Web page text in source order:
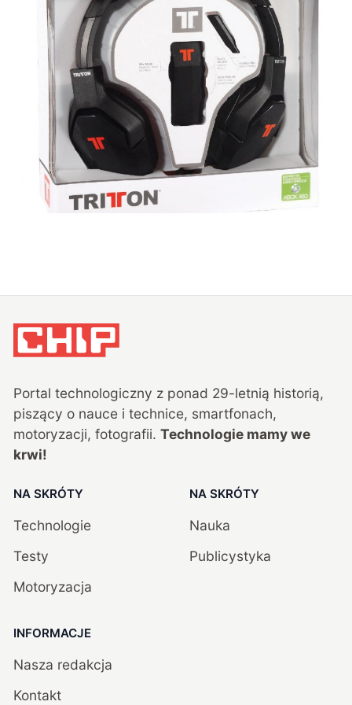
Portal technologiczny z ponad 29-letnią historią,
piszący o nauce i technice, smartfonach,
motoryzacji, fotografii. Technologie mamy we
krwi!
NA SKRÓTY
Technologie
Testy
Motoryzacja
NA SKRÓTY
Nauka
Publicystyka
INFORMACJE
Nasza redakcja
Kontakt